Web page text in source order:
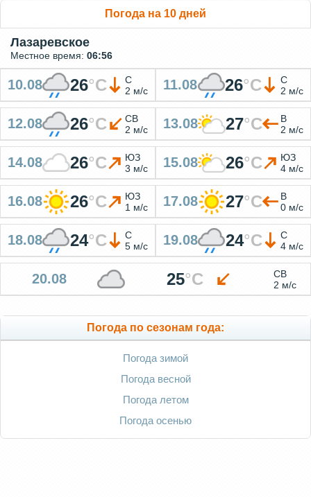
Погода на 10 дней
Лазаревское
Местное время: 06:56
10.08 26°C
С
2 м/с
11.08 26°C
С
2 м/с
12.08 26°C
СВ
2 м/с
13.08 27°C
В
2 м/с
14.08 26°C
ЮЗ
3 м/с
15.08 26°C
ЮЗ
4 м/с
16.08 26°C
ЮЗ
1 м/с
17.08 27°C
В
0 м/с
18.08 24°C
С
5 м/с
19.08 24°C
С
4 м/с
20.08 25°C
СВ
2 м/с
Погода по сезонам года:
Погода зимой
Погода весной
Погода летом
Погода осенью